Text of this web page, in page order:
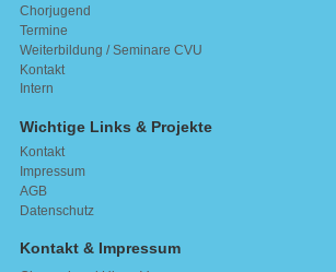
Chorjugend
Termine
Weiterbildung / Seminare CVU
Kontakt
Intern
Wichtige Links & Projekte
Kontakt
Impressum
AGB
Datenschutz
Kontakt & Impressum